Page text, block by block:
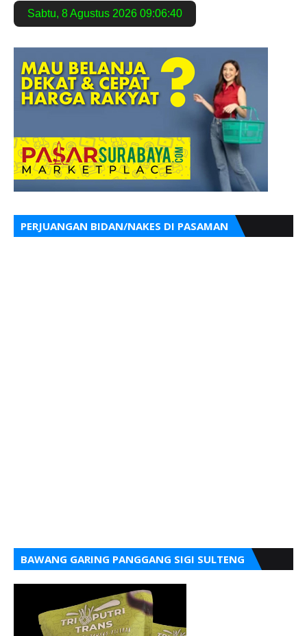
Sabtu, 8 Agustus 2026 09:06:41
PERJUANGAN BIDAN/NAKES DI PASAMAN
BAWANG GARING PANGGANG SIGI SULTENG